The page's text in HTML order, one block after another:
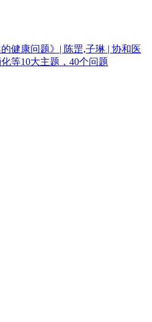
健康问题》| 陈罡,子琳 | 协和医
等10大主题，40个问题